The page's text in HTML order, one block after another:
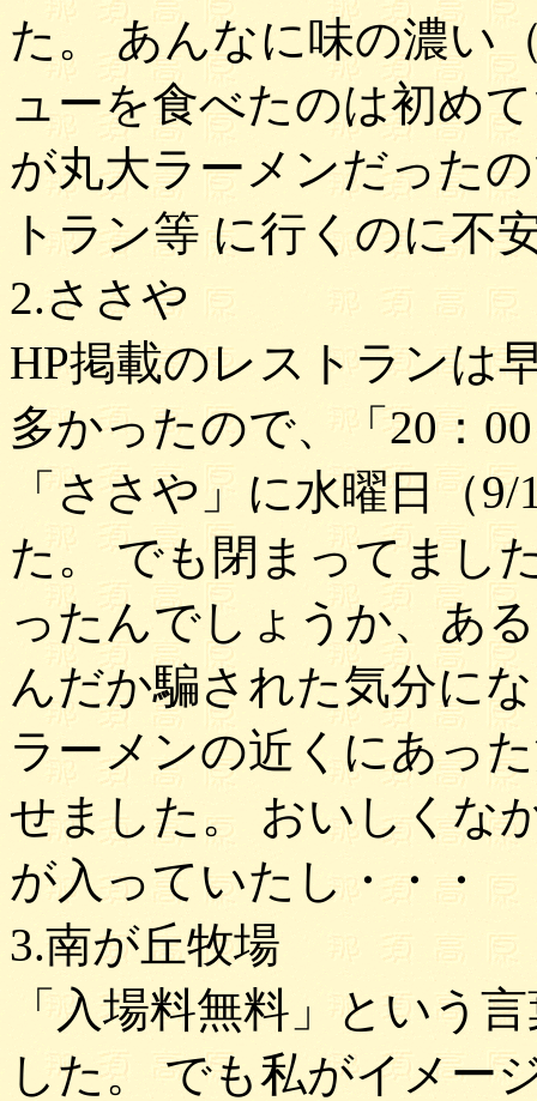
た。 あんなに味の濃い
ューを食べたのは初め
が丸大ラーメンだった
トラン等 に行くのに不
2.ささや
HP掲載のレストランは
多かったので、「20：
「ささや」に水曜日（
た。 でも閉まってまし
ったんでしょうか、あ
んだか騙された気分に
ラーメンの近くにあっ
せました。 おいしくな
が入っていたし・・・
3.南が丘牧場
「入場料無料」という
した。 でも私がイメー